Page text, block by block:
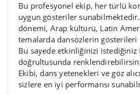
Bu profesyonel ekip, her türlü
uygun gösteriler
dönemi, Arap kültürü, Latin
temalarda dansözlerin
Bu sayede etkinliğinizi istediğiniz
doğrultusunda
Ekibi, dans yetenekleri ve göz
sizlere en iyi performansı